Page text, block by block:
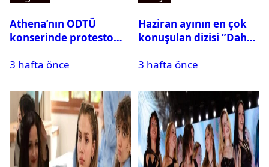
Athena’nın ODTÜ
konserinde protesto
3 hafta önce
Haziran ayının en çok
konuşulan dizisi ‘’Daha
3 hafta önce